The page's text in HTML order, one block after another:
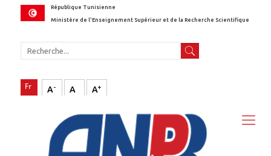
République Tunisienne
Ministère de l'Enseignement Supérieur et de la Recherche Scientifique
A- A A+